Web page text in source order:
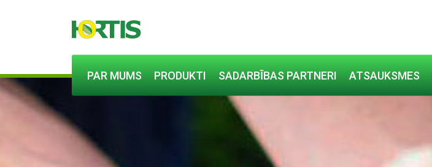
PAR MUMS PRODUKTI SADARBĪBAS PARTNERI ATSAUKSMES